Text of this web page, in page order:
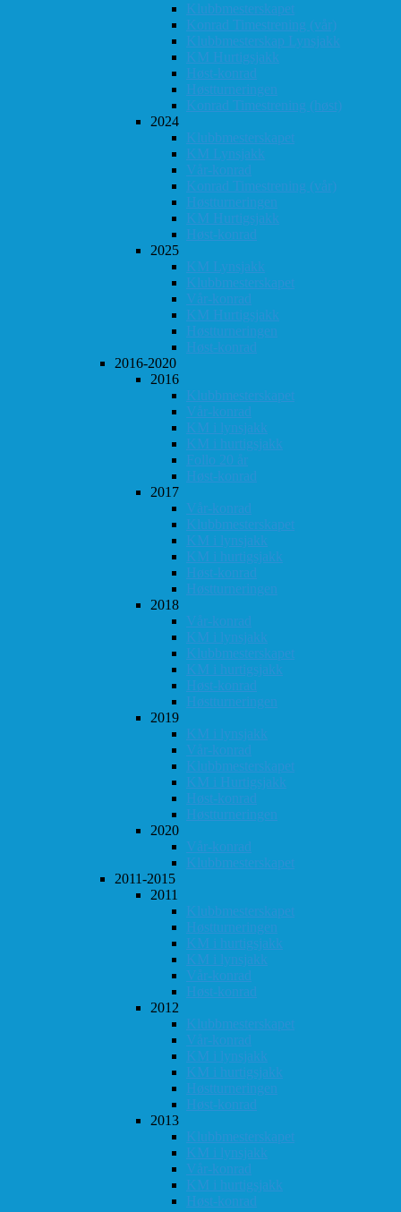
Klubbmesterskapet
Konrad Timestrening (vår)
Klubbmesterskap Lynsjakk
KM Hurtigsjakk
Høst-konrad
Høstturneringen
Konrad Timestrening (høst)
2024
Klubbmesterskapet
KM Lynsjakk
Vår-konrad
Konrad Timestrening (vår)
Høstturneringen
KM Hurtigsjakk
Høst-konrad
2025
KM Lynsjakk
Klubbmesterskapet
Vår-konrad
KM Hurtigsjakk
Høstturneringen
Høst-konrad
2016-2020
2016
Klubbmesterskapet
Vår-konrad
KM i lynsjakk
KM i hurtigsjakk
Follo 20 år
Høst-konrad
2017
Vår-konrad
Klubbmesterskapet
KM i lynsjakk
KM i hurtigsjakk
Høst-konrad
Høstturneringen
2018
Vår-konrad
KM i lynsjakk
Klubbmesterskapet
KM i hurtigsjakk
Høst-konrad
Høstturneringen
2019
KM i lynsjakk
Vår-konrad
Klubbmesterskapet
KM i Hurtigsjakk
Høst-konrad
Høstturneringen
2020
Vår-konrad
Klubbmesterskapet
2011-2015
2011
Klubbmesterskapet
Høstturneringen
KM i hurtigsjakk
KM i lynsjakk
Vår-konrad
Høst-konrad
2012
Klubbmesterskapet
Vår-konrad
KM i lynsjakk
KM i hurtigsjakk
Høstturneringen
Høst-konrad
2013
Klubbmesterskapet
KM i lynsjakk
Vår-konrad
KM i hurtigsjakk
Høst-konrad